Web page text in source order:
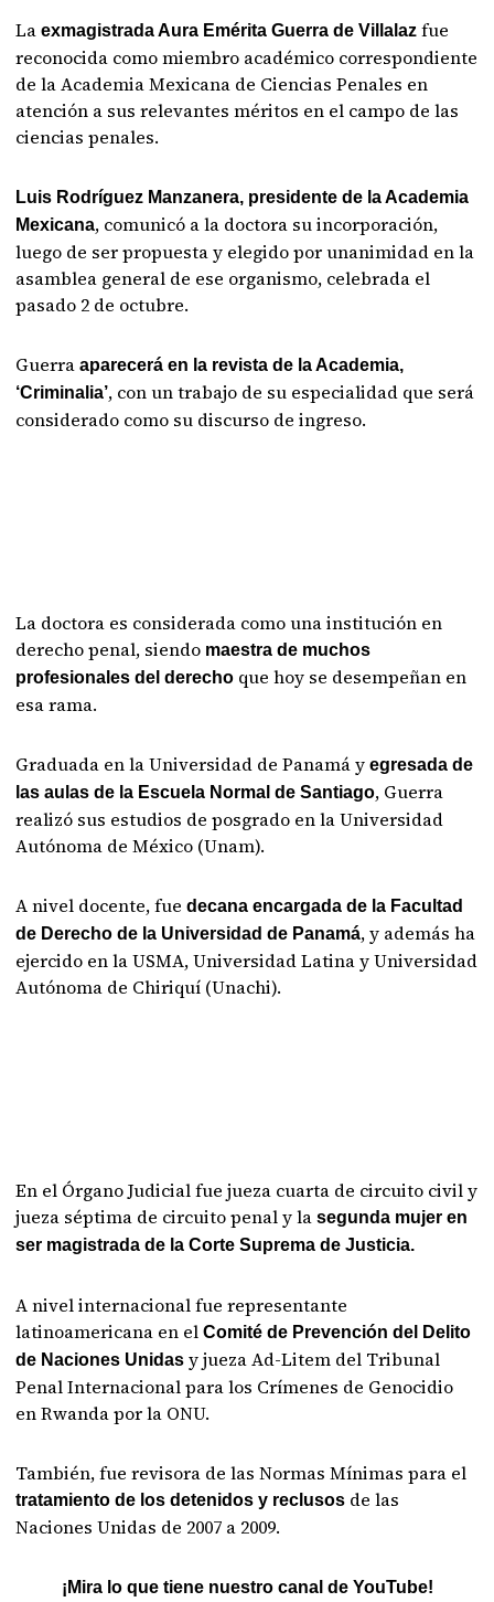
Laexmagistrada Aura Emérita Guerra de Villalazfue
reconocida como miembro académico correspondiente
de la Academia Mexicana de Ciencias Penales en
atención a sus relevantes méritos en el campo de las
ciencias penales.
Luis Rodríguez Manzanera, presidente de la Academia
Mexicana, comunicó a la doctora su incorporación,
luego de ser propuesta y elegido por unanimidad en la
asamblea general de ese organismo, celebrada el
pasado 2 de octubre.
Guerraaparecerá en la revista de la Academia,
‘Criminalia’, con un trabajo de su especialidad que será
considerado como su discurso de ingreso.
La doctora es considerada como una institución en
derecho penal, siendo maestra de muchos
profesionales del derecho que hoy se desempeñan en
esa rama.
Graduada en la Universidad de Panamá yegresada de
las aulas de la Escuela Normal de Santiago, Guerra
realizó sus estudios de posgrado en la Universidad
Autónoma de México (Unam).
A nivel docente, fue decana encargada de la Facultad
de Derecho de la Universidad de Panamá, y además ha
ejercido en la USMA, Universidad Latina y Universidad
Autónoma de Chiriquí (Unachi).
En el Órgano Judicial fue jueza cuarta de circuito civil y
jueza séptima de circuito penal y lasegunda mujer en
ser magistrada de la Corte Suprema de Justicia.
A nivel internacional fue representante
latinoamericana en elComité de Prevención del Delito
de Naciones Unidas y jueza Ad-Litem del Tribunal
Penal Internacional para los Crímenes de Genocidio
en Rwanda por la ONU.
También, fue revisora de las Normas Mínimas para el
tratamiento de los detenidos y reclusos de las
Naciones Unidas de 2007 a 2009.
¡Mira lo que tiene nuestro canal de YouTube!